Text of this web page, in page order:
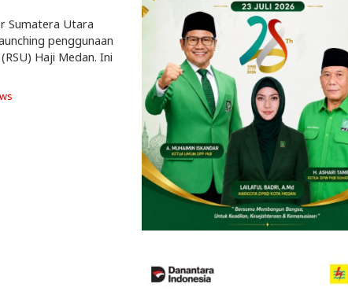
Sumatera Utara
penggunaan
Haji Medan. Ini